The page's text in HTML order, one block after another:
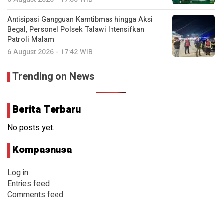
Antisipasi Gangguan Kamtibmas hingga Aksi
Begal, Personel Polsek Talawi Intensifkan
Patroli Malam
6 August 2026 - 17:42 WIB
Trending on News
Berita Terbaru
No posts yet.
Kompasnusa
Log in
Entries feed
Comments feed